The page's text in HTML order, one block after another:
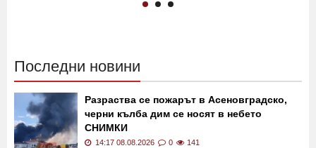
Последни новини
Разраства се пожарът в Асеновградско,
черни кълба дим се носят в небето
СНИМКИ
14:17 08.08.2026 0 141